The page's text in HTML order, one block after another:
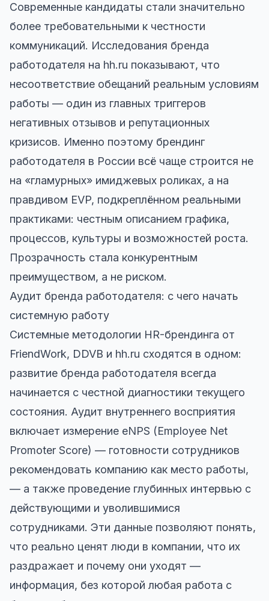
Современные кандидаты стали значительно
более требовательными к честности
коммуникаций. Исследования бренда
работодателя на hh.ru показывают, что
несоответствие обещаний реальным условиям
работы — один из главных триггеров
негативных отзывов и репутационных
кризисов. Именно поэтому брендинг
работодателя в России всё чаще строится не
на «гламурных» имиджевых роликах, а на
правдивом EVP, подкреплённом реальными
практиками: честным описанием графика,
процессов, культуры и возможностей роста.
Прозрачность стала конкурентным
преимуществом, а не риском.
Аудит бренда работодателя: с чего начать
системную работу
Системные методологии HR-брендинга от
FriendWork, DDVB и hh.ru сходятся в одном:
развитие бренда работодателя всегда
начинается с честной диагностики текущего
состояния. Аудит внутреннего восприятия
включает измерение eNPS (Employee Net
Promoter Score) — готовности сотрудников
рекомендовать компанию как место работы,
— а также проведение глубинных интервью с
действующими и уволившимися
сотрудниками. Эти данные позволяют понять,
что реально ценят люди в компании, что их
раздражает и почему они уходят —
информация, без которой любая работа с